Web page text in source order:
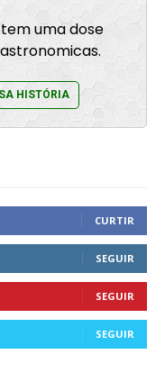
uma dose
HISTÓRIA
CURTIR
SEGUIR
SEGUIR
SEGUIR